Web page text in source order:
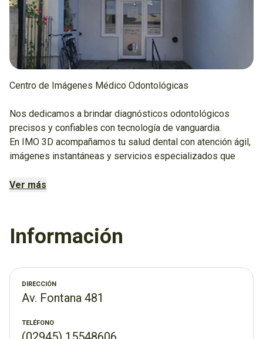
Centro de Imágenes Médico Odontológicas
Nos dedicamos a brindar diagnósticos odontológicos
precisos y confiables con tecnología de vanguardia.
En IMO 3D acompañamos tu salud dental con atención ágil,
imágenes instantáneas y servicios especializados que
Ver más
Información
DIRECCIÓN
Av. Fontana 481
TELÉFONO